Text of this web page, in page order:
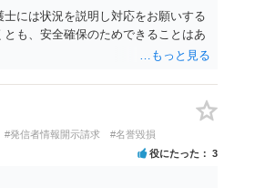
には状況を説明し対応をお願いする
も、安全確保のためできることはあ
#発信者情報開示請求 #名誉毀損
役にたった 3